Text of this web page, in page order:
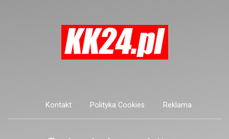
Kontakt Polityka Cookies Reklama